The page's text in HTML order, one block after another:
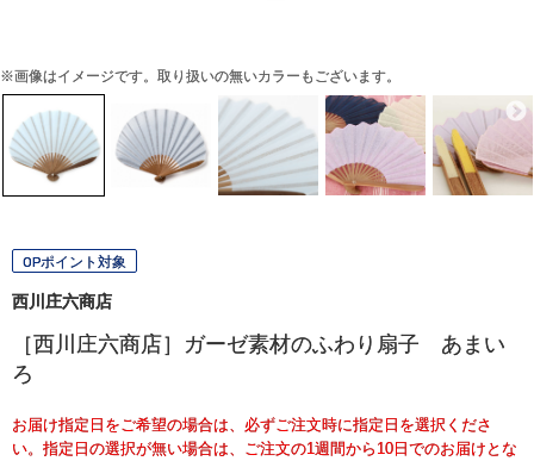
※画像はイメージです。取り扱いの無いカラーもございます。
OPポイント対象
西川庄六商店
［西川庄六商店］ガーゼ素材のふわり扇子 あまい
ろ
お届け指定日をご希望の場合は、必ずご注文時に指定日を選択くださ
い。指定日の選択が無い場合は、ご注文の1週間から10日でのお届けとな